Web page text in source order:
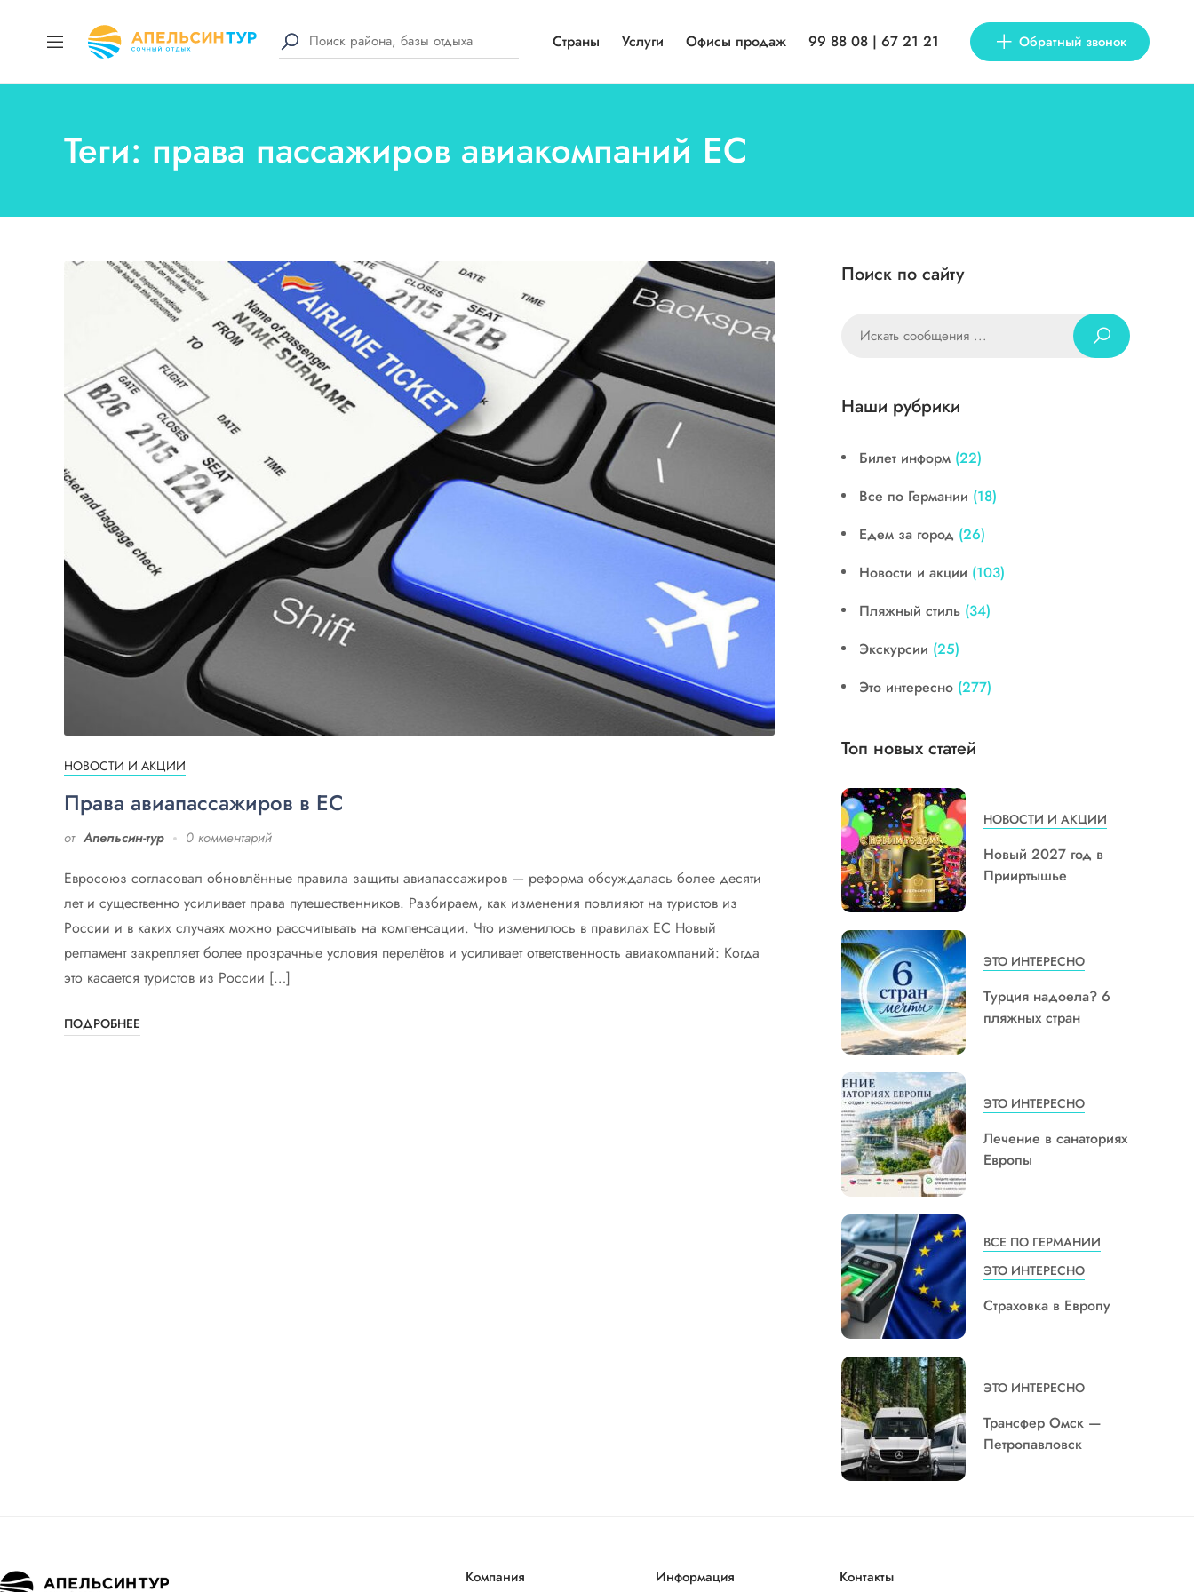
Страны Услуги Офисы продаж 99 88 08 | 67 21 21 Обратный звонок
Теги: права пассажиров авиакомпаний ЕС
НОВОСТИ И АКЦИИ
Права авиапассажиров в ЕС
от Апельсин-тур 0 комментарий
Евросоюз согласовал обновлённые правила защиты авиапассажиров — реформа обсуждалась более десяти
лет и существенно усиливает права путешественников. Разбираем, как изменения повлияют на туристов из
России и в каких случаях можно рассчитывать на компенсации. Что изменилось в правилах ЕС Новый
регламент закрепляет более прозрачные условия перелётов и усиливает ответственность авиакомпаний: Когда
это касается туристов из России […]
ПОДРОБНЕЕ
Поиск по сайту
Наши рубрики
Билет информ (22)
Все по Германии (18)
Едем за город (26)
Новости и акции (103)
Пляжный стиль (34)
Экскурсии (25)
Это интересно (277)
Топ новых статей
НОВОСТИ И АКЦИИ
Новый 2027 год в
Прииртышье
ЭТО ИНТЕРЕСНО
Турция надоела? 6
пляжных стран
ЭТО ИНТЕРЕСНО
Лечение в санаториях
Европы
ВСЕ ПО ГЕРМАНИИ
ЭТО ИНТЕРЕСНО
Страховка в Европу
ЭТО ИНТЕРЕСНО
Трансфер Омск —
Петропавловск
Компания Информация Контакты